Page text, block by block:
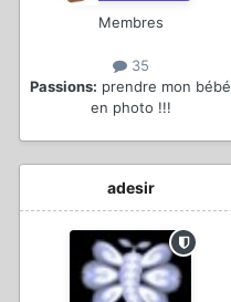
Membres
35
Passions: prendre mon bébé
en photo !!!
adesir